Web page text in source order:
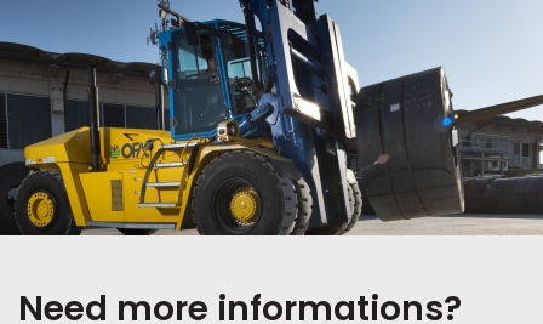
Need more informations?